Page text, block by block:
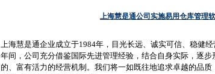
上海慧是通公司实施易用仓库管理
上海慧是通企业成立于1984年，目光长远、诚实可信、稳健
年间，公司充分借鉴国际先进管理经验，结合自身实际，逐
的、富有活力的经营机制。我们将一如既往地追求卓越的品